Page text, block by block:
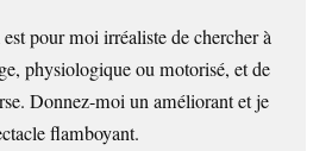
pour moi irréaliste de chercher à
physiologique ou motorisé, et de
Donnez-moi un améliorant et je
flamboyant.